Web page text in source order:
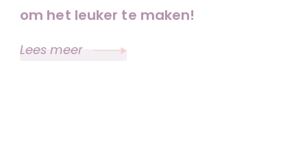
om het leuker te maken!
Lees meer